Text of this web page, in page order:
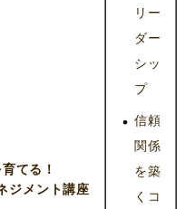
てる！
ジメント講座
リー
ダー
シッ
プ
信頼
関係
を築
くコ